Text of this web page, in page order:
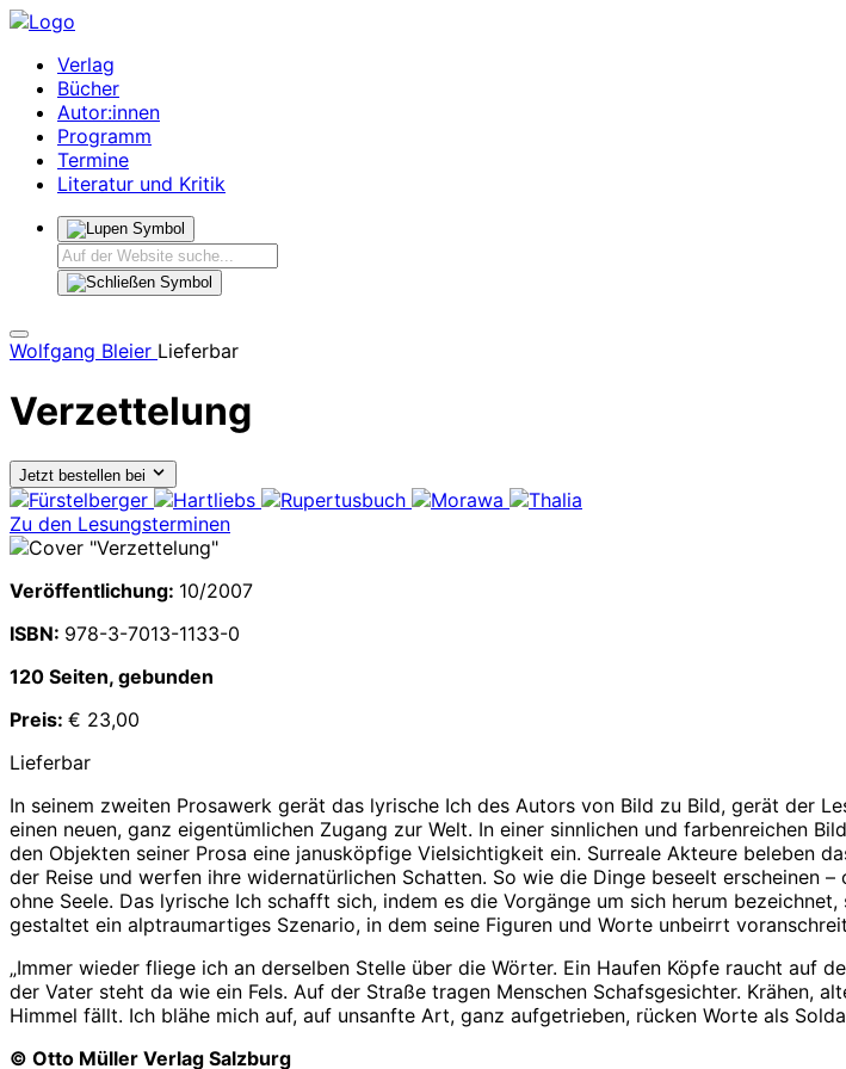
Verlag
Bücher
Autor:innen
Programm
Termine
Literatur und Kritik
Wolfgang Bleier Lieferbar
Verzettelung
Jetzt bestellen bei
Zu den Lesungsterminen
Veröffentlichung: 10/2007
ISBN: 978-3-7013-1133-0
120 Seiten, gebunden
Preis: € 23,00
Lieferbar
In seinem zweiten Prosawerk gerät das lyrische Ich des Autors von Bild zu Bild, gerät der
einen neuen, ganz eigentümlichen Zugang zur Welt. In einer sinnlichen und farbenreichen
den Objekten seiner Prosa eine janusköpfige Vielsichtigkeit ein. Surreale Akteure beleben
der Reise und werfen ihre widernatürlichen Schatten. So wie die Dinge beseelt erscheinen
ohne Seele. Das lyrische Ich schafft sich, indem es die Vorgänge um sich herum
gestaltet ein alptraumartiges Szenario, in dem seine Figuren und Worte unbeirrt
„Immer wieder fliege ich an derselben Stelle über die Wörter. Ein Haufen Köpfe raucht auf
der Vater steht da wie ein Fels. Auf der Straße tragen Menschen Schafsgesichter. Krähen,
Himmel fällt. Ich blähe mich auf, auf unsanfte Art, ganz aufgetrieben, rücken Worte als
© Otto Müller Verlag Salzburg